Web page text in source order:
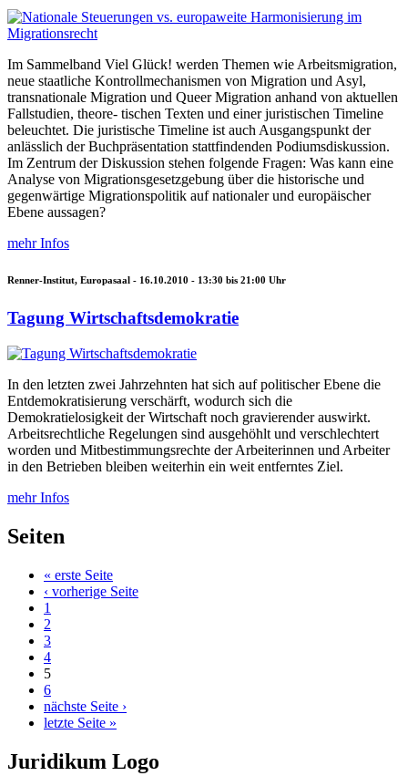
Im Sammelband Viel Glück! werden Themen wie Arbeitsmigration,
neue staatliche Kontrollmechanismen von Migration und Asyl,
transnationale Migration und Queer Migration anhand von aktuellen
Fallstudien, theore- tischen Texten und einer juristischen Timeline
beleuchtet. Die juristische Timeline ist auch Ausgangspunkt der
anlässlich der Buchpräsentation stattfindenden Podiumsdiskussion.
Im Zentrum der Diskussion stehen folgende Fragen: Was kann eine
Analyse von Migrationsgesetzgebung über die historische und
gegenwärtige Migrationspolitik auf nationaler und europäischer
Ebene aussagen?
mehr Infos
Renner-Institut, Europasaal - 16.10.2010 - 13:30 bis 21:00 Uhr
Tagung Wirtschaftsdemokratie
In den letzten zwei Jahrzehnten hat sich auf politischer Ebene die
Entdemokratisierung verschärft, wodurch sich die
Demokratielosigkeit der Wirtschaft noch gravierender auswirkt.
Arbeitsrechtliche Regelungen sind ausgehöhlt und verschlechtert
worden und Mitbestim­mungsrechte der Arbeiterinnen und Arbeiter
in den Betrieben bleiben weiterhin ein weit ent­ferntes Ziel.
mehr Infos
Seiten
« erste Seite
‹ vorherige Seite
1
2
3
4
5
6
nächste Seite ›
letzte Seite »
Juridikum Logo